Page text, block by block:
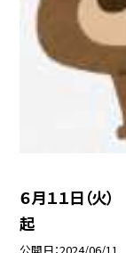
６月１１日（火
起